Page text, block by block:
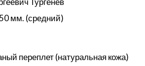
мм. (средний)
переплет (натуральная кожа)